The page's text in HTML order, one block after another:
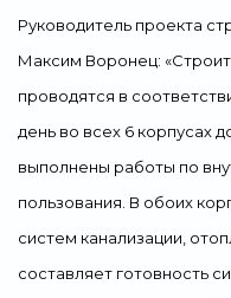
Руководитель проекта
Максим Воронец:
проводятся в
день во всех 6 корпусах
выполнены работы по
пользования. В обоих
систем канализации,
составляет готовность